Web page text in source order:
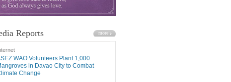
Reports
WAO Volunteers Plant 1,000
in Davao City to Combat
Change